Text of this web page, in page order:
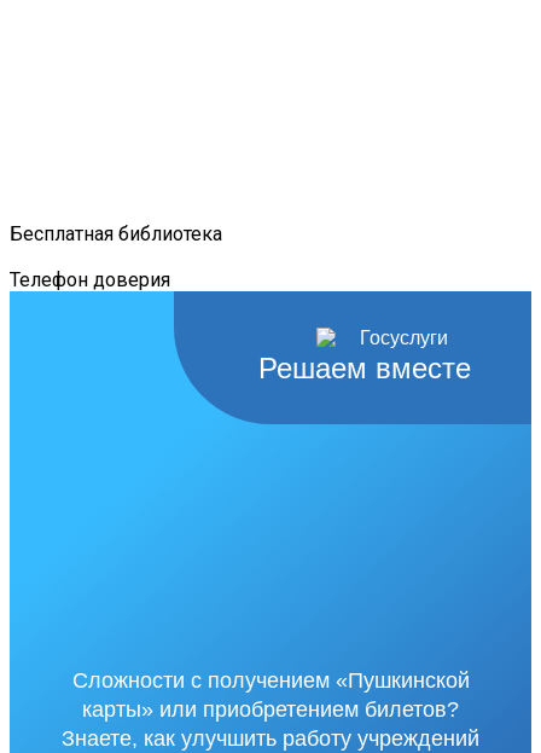
Бесплатная библиотека
Телефон доверия
Решаем вместе
Сложности с получением «Пушкинской
карты» или приобретением билетов?
Знаете, как улучшить работу учреждений